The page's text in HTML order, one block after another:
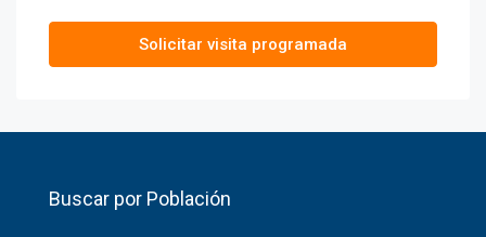
Solicitar visita programada
Buscar por Población